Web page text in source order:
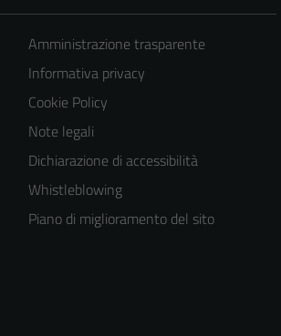
Amministrazione trasparente
Informativa privacy
Cookie Policy
Note legali
Dichiarazione di accessibilità
Whistleblowing
Piano di miglioramento del sito